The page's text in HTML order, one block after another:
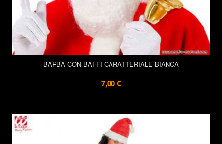
BARBA CON BAFFI CARATTERIALE BIANCA
7,00 €